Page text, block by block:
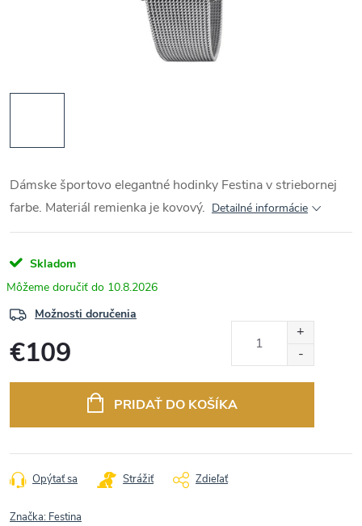
Dámske športovo elegantné hodinky Festina v striebornej
farbe. Materiál remienka je kovový. Detailné informácie
Skladom
10.8.2026
Možnosti doručenia
€109
PRIDAŤ DO KOŠÍKA
Opýtať sa Strážiť Zdieľať
Značka: Festina